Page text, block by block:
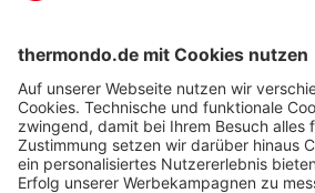
2013 - 2026 | THERMONDO GMBH
COOKIE-EINSTELLUNGEN